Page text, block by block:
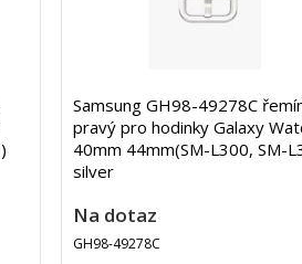
Samsung GH98-49278C
pravý pro hodinky Galaxy
40mm 44mm(SM-L300, SM-
silver
Na dotaz
GH98-49278C